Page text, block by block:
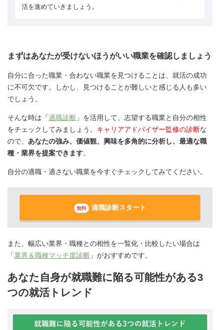
活を進めていきましょう。
まずはあなたが受けないほうがいい職業を確認しましょう
自分に合った職業・合わない職業を見つけることは、就活の成功
に不可欠です。しかし、見つけることが難しいと感じる人も多い
でしょう。
そんな時は「適職診断 」を活用して、志望する職業と自分の相性
をチェックしてみましょう。 キャリアアドバイザー監修の診断な
ので、 あなたの強み、価値観、興味を多角的に分析し、最適な職
種・業界を提案できます。
自分の適職・適さない職業を今すぐチェックしてみてください。
無料 適職診断スタート
また、幅広い業界・職種との相性を一覧化・比較したい場合は
「業界＆職種マッチ度診断 」がおすすめです。
あなた自身が就職難に陥る可能性がある3
つの就活トレンド